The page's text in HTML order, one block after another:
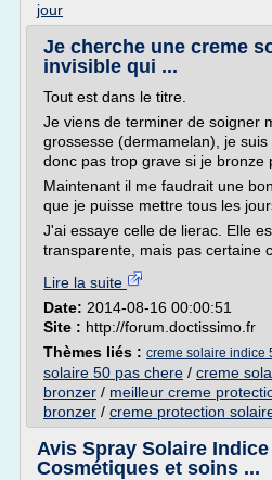
jour
Je cherche une creme
invisible qui ...
Tout est dans le titre.
Je viens de terminer de soigner
grossesse (dermamelan), je suis
donc pas trop grave si je bronze
Maintenant il me faudrait une
que je puisse mettre tous les
J'ai essaye celle de lierac. Elle
transparente, mais pas certaine
Lire la suite
Date: 2014-08-16 00:00:51
Site : http://forum.doctissimo.fr
Thèmes liés : creme solaire indice
solaire 50 pas chere / creme
bronzer / meilleur creme
bronzer / creme protection
Avis Spray Solaire Indice
Cosmétiques et soins ...